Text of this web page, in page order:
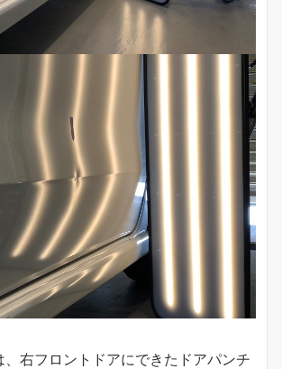
右フロントドアにできたドアパンチ